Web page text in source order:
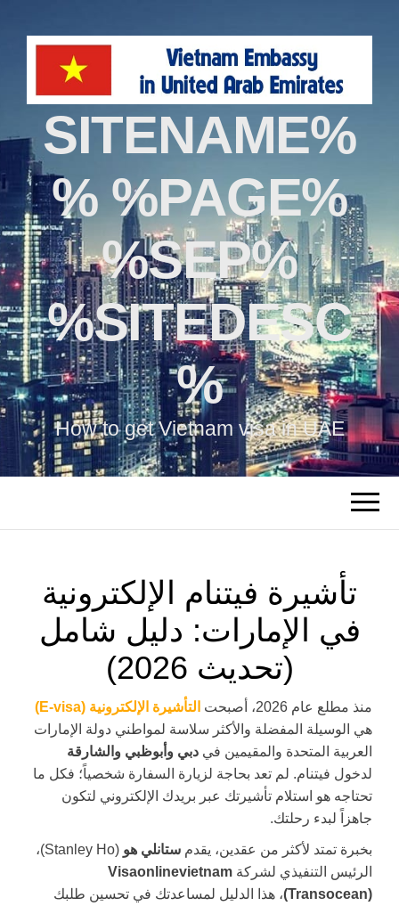
%SITENAME
% %PAGE%
%SEP%
%SITEDESC
%
How to get Vietnam visa in UAE
تأشيرة فيتنام الإلكترونية
في الإمارات: دليل شامل
(تحديث 2026)
منذ مطلع عام 2026، أصبحت
التأشيرة الإلكترونية (E-visa)
هي الوسيلة المفضلة والأكثر سلاسة لمواطني دولة الإمارات
العربية المتحدة والمقيمين في دبي وأبوظبي والشارقة
لدخول فيتنام. لم تعد بحاجة لزيارة السفارة شخصياً؛ فكل ما
تحتاجه هو استلام تأشيرتك عبر بريدك الإلكتروني لتكون
جاهزاً لبدء رحلتك.
بخبرة تمتد لأكثر من عقدين، يقدم ستانلي هو
(Stanley Ho)،
الرئيس التنفيذي لشركة Visaonlinevietnam
(Transocean)، هذا الدليل لمساعدتك في تحسين طلبك